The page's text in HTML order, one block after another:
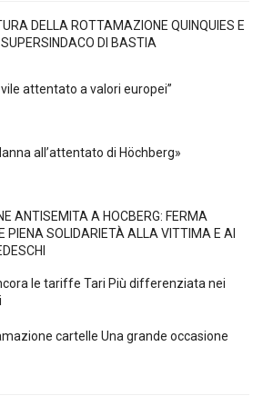
DELLA ROTTAMAZIONE QUINQUIES E
SUPERSINDACO DI BASTIA
attentato a valori europei”
all’attentato di Höchberg»
ANTISEMITA A HÖCBERG: FERMA
PIENA SOLIDARIETÀ ALLA VITTIMA E AI
le tariffe Tari Più differenziata nei
cartelle Una grande occasione